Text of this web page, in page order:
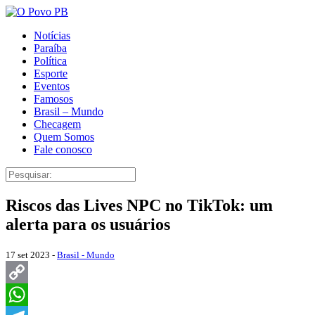
Notícias
Paraíba
Política
Esporte
Eventos
Famosos
Brasil – Mundo
Checagem
Quem Somos
Fale conosco
Riscos das Lives NPC no TikTok: um
alerta para os usuários
17 set 2023 - Brasil - Mundo
Copy